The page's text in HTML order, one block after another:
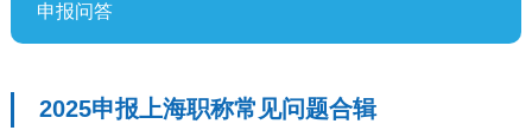
申报问答
2025申报上海职称常见问题合辑